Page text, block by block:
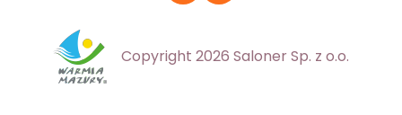
Copyright 2026 Saloner Sp. z o.o.